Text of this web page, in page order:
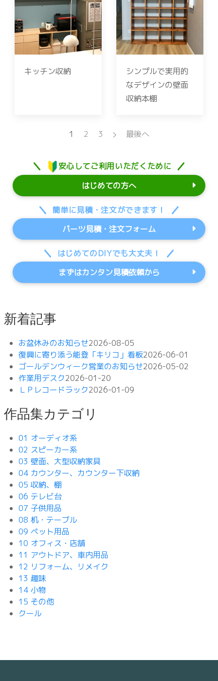
キッチン収納
シンプルで実用的
なデザインの壁面
収納本棚
1 2 3 最後へ
安心してご利用いただくために
はじめての方へ
簡単に見積・注文ができます！
パーツ見積・注文フォーム
はじめてのDIYでも大丈夫！
まずはカンタン見積依頼から
新着記事
お盆休みのお知らせ2026-08-05
復興に寄り添う能登「キリコ」看板2026-06-01
ゴールデンウィーク営業のお知らせ2026-05-02
作業用デスク2026-01-20
ＬＰレコードラック2026-01-09
作品集カテゴリ
01 オーディオ系
02 スピーカー系
03 壁面、大型収納家具
04 カウンター、カウンター下収納
05 収納、棚
06 テレビ台
07 子供用品
08 机・テーブル
09 ペット用品
10 オフィス・店舗
11 アウトドア、車内用品
12 リフォーム、リメイク
13 趣味
14 小物
15 その他
クール